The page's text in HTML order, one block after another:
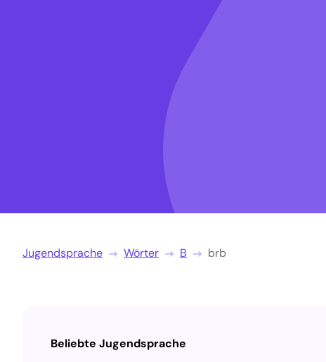
Jugendsprache Wörter B brb
Beliebte Jugendsprache